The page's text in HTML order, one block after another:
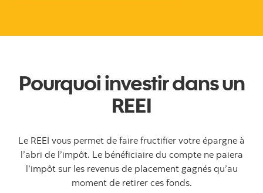
Pourquoi investir dans un
REEI
Le REEI vous permet de faire fructifier votre épargne à
l’abri de l’impôt. Le bénéficiaire du compte ne paiera
l’impôt sur les revenus de placement gagnés qu’au
moment de retirer ces fonds.